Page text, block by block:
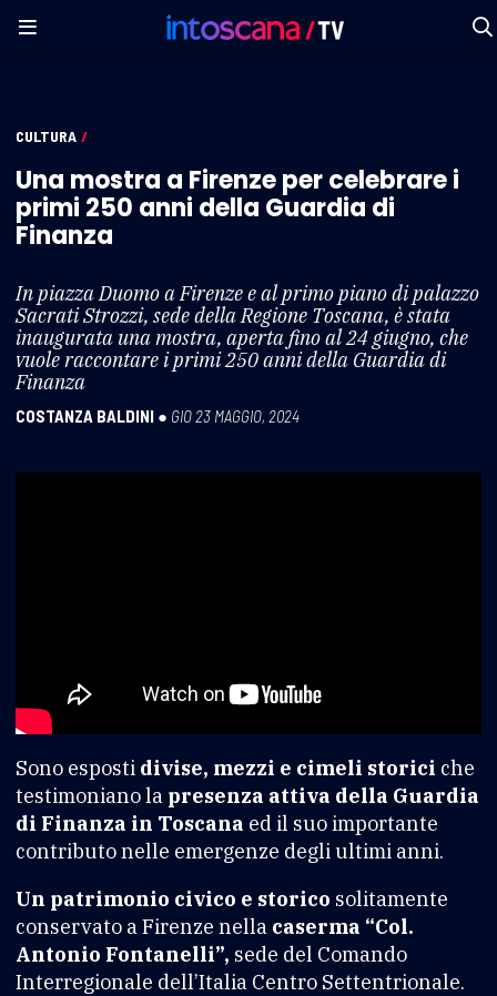
CULTURA /
Una mostra a Firenze per celebrare i
primi 250 anni della Guardia di
Finanza
In piazza Duomo a Firenze e al primo piano di palazzo
Sacrati Strozzi, sede della Regione Toscana, è stata
inaugurata una mostra, aperta fino al 24 giugno, che
vuole raccontare i primi 250 anni della Guardia di
Finanza
COSTANZA BALDINI ● GIO 23 MAGGIO, 2024
Sono esposti divise, mezzi e cimeli storici che
testimoniano la presenza attiva della Guardia
di Finanza in Toscana ed il suo importante
contributo nelle emergenze degli ultimi anni.
Un patrimonio civico e storico solitamente
conservato a Firenze nella caserma “Col.
Antonio Fontanelli”, sede del Comando
Interregionale dell’Italia Centro Settentrionale.